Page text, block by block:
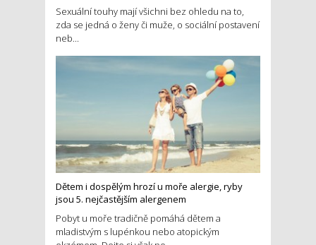
Sexuální touhy mají všichni bez ohledu na to,
zda se jedná o ženy či muže, o sociální postavení
neb...
Dětem i dospělým hrozí u moře alergie, ryby
jsou 5. nejčastějším alergenem
Pobyt u moře tradičně pomáhá dětem a
mladistvým s lupénkou nebo atopickým